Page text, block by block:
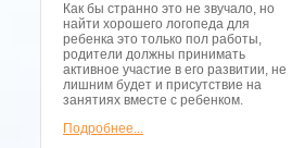
Как бы странно это не звучало, но
найти хорошего логопеда для
ребенка это только пол работы,
родители должны принимать
активное участие в его развитии, не
лишним будет и присутствие на
занятиях вместе с ребенком.
Подробнее...